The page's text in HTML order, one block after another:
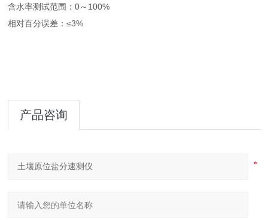
含水率测试范围：0～100%
相对百分误差：≤3%
产品咨询